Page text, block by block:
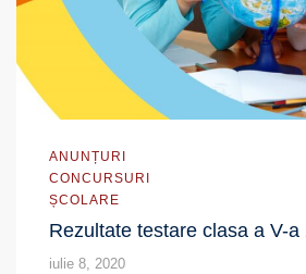
ANUNȚURI
CONCURSURI
ȘCOLARE
Rezultate testare clasa a V-a
iulie 8, 2020